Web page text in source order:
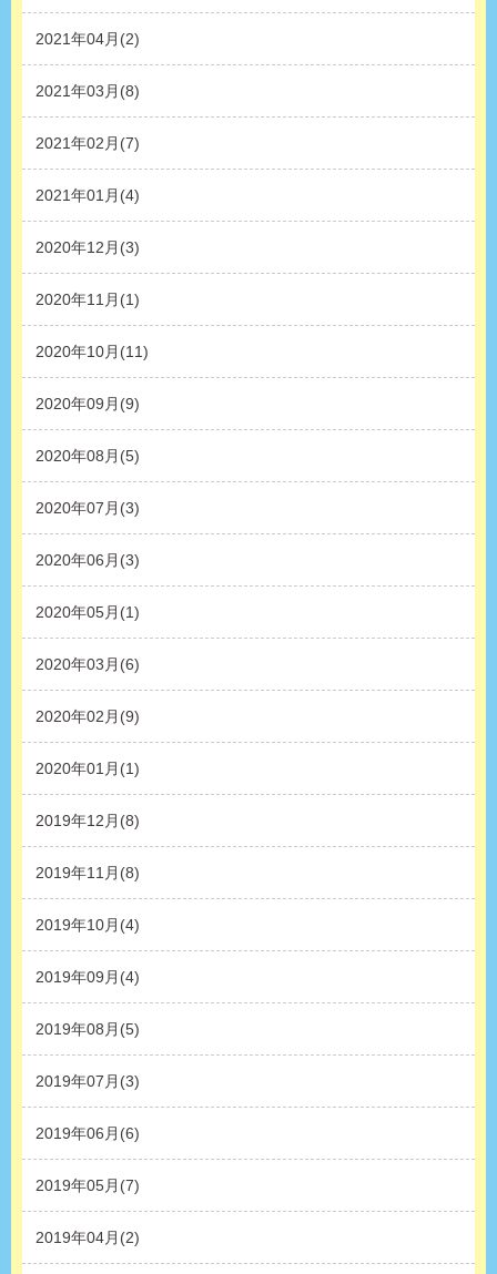
2021年04月(2)
2021年03月(8)
2021年02月(7)
2021年01月(4)
2020年12月(3)
2020年11月(1)
2020年10月(11)
2020年09月(9)
2020年08月(5)
2020年07月(3)
2020年06月(3)
2020年05月(1)
2020年03月(6)
2020年02月(9)
2020年01月(1)
2019年12月(8)
2019年11月(8)
2019年10月(4)
2019年09月(4)
2019年08月(5)
2019年07月(3)
2019年06月(6)
2019年05月(7)
2019年04月(2)